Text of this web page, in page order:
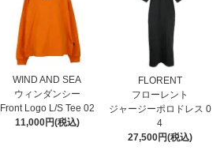
WIND AND SEA
ウィンダンシー
Front Logo L/S Tee 02
11,000円(税込)
FLORENT
フローレント
ジャージーポロドレス 0
4
27,500円(税込)